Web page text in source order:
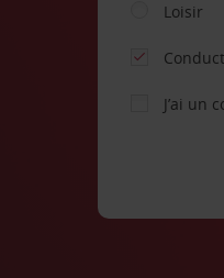
Loisir
J’ai un